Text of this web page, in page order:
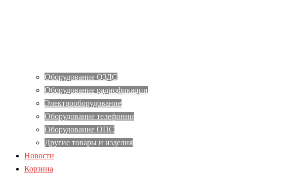
Оборудование ОЗДС
Оборудование радиофикации
Электрооборудование
Оборудование телефонии
Оборудование ОПС
Другие товары и изделия
Новости
Корзина